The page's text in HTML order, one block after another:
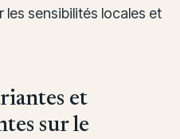
les sensibilités locales et
et
sur le